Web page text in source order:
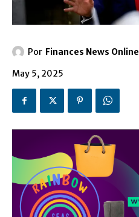
Por Finances News Online
May 5, 2025